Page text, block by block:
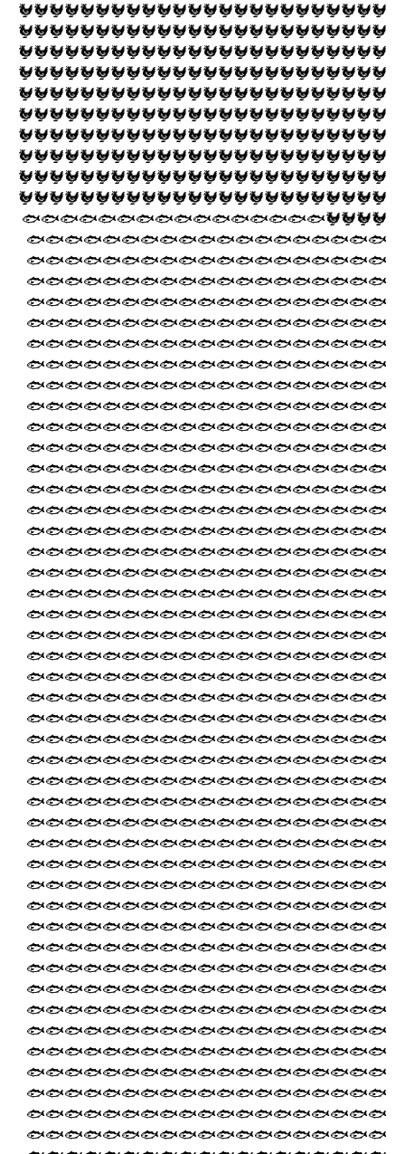
🐓🐓🐓🐓🐓🐓🐓🐓🐓🐓🐓🐓🐓🐓🐓🐓🐓🐓🐓🐓🐓🐓🐓🐓
🐓🐓🐓🐓🐓🐓🐓🐓🐓🐓🐓🐓🐓🐓🐓🐓🐓🐓🐓🐓🐓🐓🐓🐓
🐓🐓🐓🐓🐓🐓🐓🐓🐓🐓🐓🐓🐓🐓🐓🐓🐓🐓🐓🐓🐓🐓🐓🐓
🐓🐓🐓🐓🐓🐓🐓🐓🐓🐓🐓🐓🐓🐓🐓🐓🐓🐓🐓🐓🐓🐓🐓🐓
🐓🐓🐓🐓🐓🐓🐓🐓🐓🐓🐓🐓🐓🐓🐓🐓🐓🐓🐓🐓🐓🐓🐓🐓
🐓🐓🐓🐓🐓🐓🐓🐓🐓🐓🐓🐓🐓🐓🐓🐓🐓🐓🐓🐓🐓🐓🐓🐓
🐓🐓🐓🐓🐓🐓🐓🐓🐓🐓🐓🐓🐓🐓🐓🐓🐓🐓🐓🐓🐓🐓🐓🐓
🐓🐓🐓🐓🐓🐓🐓🐓🐓🐓🐓🐓🐓🐓🐓🐓🐓🐓🐓🐓🐓🐓🐓🐓
🐓🐓🐓🐓🐓🐓🐓🐓🐓🐓🐓🐓🐓🐓🐓🐓🐓🐓🐓🐓🐓🐓🐓🐓
🐓🐓🐓🐓🐓🐓🐓🐓🐓🐓🐓🐓🐓🐓🐓🐓🐓🐓🐓🐓🐓🐓🐓🐓
🐓🐓🐓🐓🐟🐟🐟🐟🐟🐟🐟🐟🐟🐟🐟🐟🐟🐟🐟🐟
🐟🐟🐟🐟🐟🐟🐟🐟🐟🐟🐟🐟🐟🐟🐟🐟🐟🐟🐟
🐟🐟🐟🐟🐟🐟🐟🐟🐟🐟🐟🐟🐟🐟🐟🐟🐟🐟🐟
🐟🐟🐟🐟🐟🐟🐟🐟🐟🐟🐟🐟🐟🐟🐟🐟🐟🐟🐟
🐟🐟🐟🐟🐟🐟🐟🐟🐟🐟🐟🐟🐟🐟🐟🐟🐟🐟🐟
🐟🐟🐟🐟🐟🐟🐟🐟🐟🐟🐟🐟🐟🐟🐟🐟🐟🐟🐟
🐟🐟🐟🐟🐟🐟🐟🐟🐟🐟🐟🐟🐟🐟🐟🐟🐟🐟🐟
🐟🐟🐟🐟🐟🐟🐟🐟🐟🐟🐟🐟🐟🐟🐟🐟🐟🐟🐟
🐟🐟🐟🐟🐟🐟🐟🐟🐟🐟🐟🐟🐟🐟🐟🐟🐟🐟🐟
🐟🐟🐟🐟🐟🐟🐟🐟🐟🐟🐟🐟🐟🐟🐟🐟🐟🐟🐟
🐟🐟🐟🐟🐟🐟🐟🐟🐟🐟🐟🐟🐟🐟🐟🐟🐟🐟🐟
🐟🐟🐟🐟🐟🐟🐟🐟🐟🐟🐟🐟🐟🐟🐟🐟🐟🐟🐟
🐟🐟🐟🐟🐟🐟🐟🐟🐟🐟🐟🐟🐟🐟🐟🐟🐟🐟🐟
🐟🐟🐟🐟🐟🐟🐟🐟🐟🐟🐟🐟🐟🐟🐟🐟🐟🐟🐟
🐟🐟🐟🐟🐟🐟🐟🐟🐟🐟🐟🐟🐟🐟🐟🐟🐟🐟🐟
🐟🐟🐟🐟🐟🐟🐟🐟🐟🐟🐟🐟🐟🐟🐟🐟🐟🐟🐟
🐟🐟🐟🐟🐟🐟🐟🐟🐟🐟🐟🐟🐟🐟🐟🐟🐟🐟🐟
🐟🐟🐟🐟🐟🐟🐟🐟🐟🐟🐟🐟🐟🐟🐟🐟🐟🐟🐟
🐟🐟🐟🐟🐟🐟🐟🐟🐟🐟🐟🐟🐟🐟🐟🐟🐟🐟🐟
🐟🐟🐟🐟🐟🐟🐟🐟🐟🐟🐟🐟🐟🐟🐟🐟🐟🐟🐟
🐟🐟🐟🐟🐟🐟🐟🐟🐟🐟🐟🐟🐟🐟🐟🐟🐟🐟🐟
🐟🐟🐟🐟🐟🐟🐟🐟🐟🐟🐟🐟🐟🐟🐟🐟🐟🐟🐟
🐟🐟🐟🐟🐟🐟🐟🐟🐟🐟🐟🐟🐟🐟🐟🐟🐟🐟🐟
🐟🐟🐟🐟🐟🐟🐟🐟🐟🐟🐟🐟🐟🐟🐟🐟🐟🐟🐟
🐟🐟🐟🐟🐟🐟🐟🐟🐟🐟🐟🐟🐟🐟🐟🐟🐟🐟🐟
🐟🐟🐟🐟🐟🐟🐟🐟🐟🐟🐟🐟🐟🐟🐟🐟🐟🐟🐟
🐟🐟🐟🐟🐟🐟🐟🐟🐟🐟🐟🐟🐟🐟🐟🐟🐟🐟🐟
🐟🐟🐟🐟🐟🐟🐟🐟🐟🐟🐟🐟🐟🐟🐟🐟🐟🐟🐟
🐟🐟🐟🐟🐟🐟🐟🐟🐟🐟🐟🐟🐟🐟🐟🐟🐟🐟🐟
🐟🐟🐟🐟🐟🐟🐟🐟🐟🐟🐟🐟🐟🐟🐟🐟🐟🐟🐟
🐟🐟🐟🐟🐟🐟🐟🐟🐟🐟🐟🐟🐟🐟🐟🐟🐟🐟🐟
🐟🐟🐟🐟🐟🐟🐟🐟🐟🐟🐟🐟🐟🐟🐟🐟🐟🐟🐟
🐟🐟🐟🐟🐟🐟🐟🐟🐟🐟🐟🐟🐟🐟🐟🐟🐟🐟🐟
🐟🐟🐟🐟🐟🐟🐟🐟🐟🐟🐟🐟🐟🐟🐟🐟🐟🐟🐟
🐟🐟🐟🐟🐟🐟🐟🐟🐟🐟🐟🐟🐟🐟🐟🐟🐟🐟🐟
🐟🐟🐟🐟🐟🐟🐟🐟🐟🐟🐟🐟🐟🐟🐟🐟🐟🐟🐟
🐟🐟🐟🐟🐟🐟🐟🐟🐟🐟🐟🐟🐟🐟🐟🐟🐟🐟🐟
🐟🐟🐟🐟🐟🐟🐟🐟🐟🐟🐟🐟🐟🐟🐟🐟🐟🐟🐟
🐟🐟🐟🐟🐟🐟🐟🐟🐟🐟🐟🐟🐟🐟🐟🐟🐟🐟🐟
🐟🐟🐟🐟🐟🐟🐟🐟🐟🐟🐟🐟🐟🐟🐟🐟🐟🐟🐟
🐟🐟🐟🐟🐟🐟🐟🐟🐟🐟🐟🐟🐟🐟🐟🐟🐟🐟🐟
🐟🐟🐟🐟🐟🐟🐟🐟🐟🐟🐟🐟🐟🐟🐟🐟🐟🐟🐟
🐟🐟🐟🐟🐟🐟🐟🐟🐟🐟🐟🐟🐟🐟🐟🐟🐟🐟🐟
🐟🐟🐟🐟🐟🐟🐟🐟🐟🐟🐟🐟🐟🐟🐟🐟🐟🐟🐟
🐟🐟🐟🐟🐟🐟🐟🐟🐟🐟🐟🐟🐟🐟🐟🐟🐟🐟🐟